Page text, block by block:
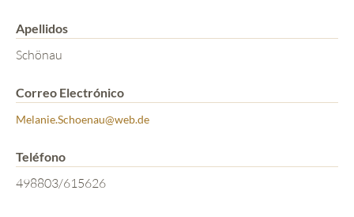
Apellidos
Schönau
Correo Electrónico
Melanie.Schoenau@web.de
Teléfono
498803/615626